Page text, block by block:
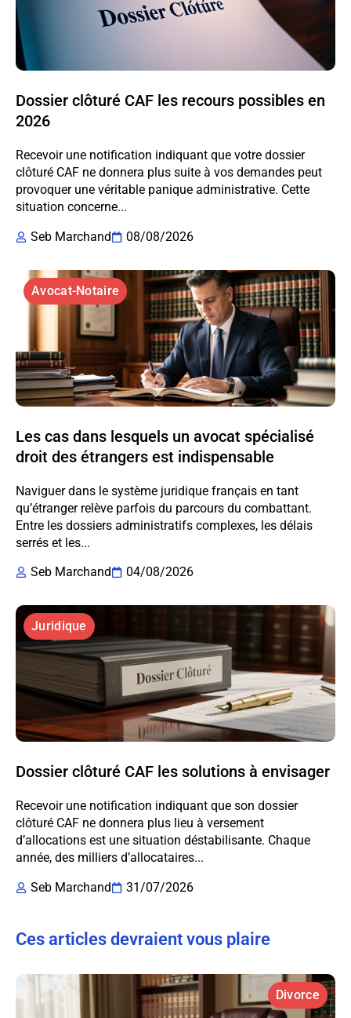
Dossier clôturé CAF les recours possibles en
2026
Recevoir une notification indiquant que votre dossier
clôturé CAF ne donnera plus suite à vos demandes peut
provoquer une véritable panique administrative. Cette
situation concerne...
Seb Marchand
08/08/2026
Avocat-Notaire
Les cas dans lesquels un avocat spécialisé
droit des étrangers est indispensable
Naviguer dans le système juridique français en tant
qu’étranger relève parfois du parcours du combattant.
Entre les dossiers administratifs complexes, les délais
serrés et les...
Seb Marchand
04/08/2026
Juridique
Dossier clôturé CAF les solutions à envisager
Recevoir une notification indiquant que son dossier
clôturé CAF ne donnera plus lieu à versement
d’allocations est une situation déstabilisante. Chaque
année, des milliers d’allocataires...
Seb Marchand
31/07/2026
Ces articles devraient vous plaire
Divorce